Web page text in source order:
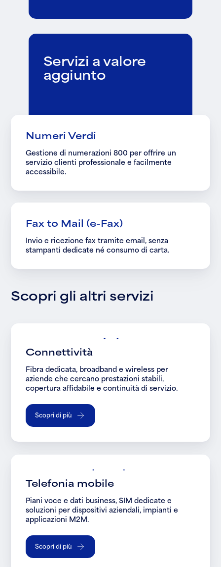
Servizi a valore
aggiunto
Numeri Verdi
Gestione di numerazioni 800 per offrire un
servizio clienti professionale e facilmente
accessibile.
Fax to Mail (e-Fax)
Invio e ricezione fax tramite email, senza
stampanti dedicate né consumo di carta.
Scopri gli altri servizi
Connettività
Fibra dedicata, broadband e wireless per
aziende che cercano prestazioni stabili,
copertura affidabile e continuità di servizio.
Scopri di più
Telefonia mobile
Piani voce e dati business, SIM dedicate e
soluzioni per dispositivi aziendali, impianti e
applicazioni M2M.
Scopri di più